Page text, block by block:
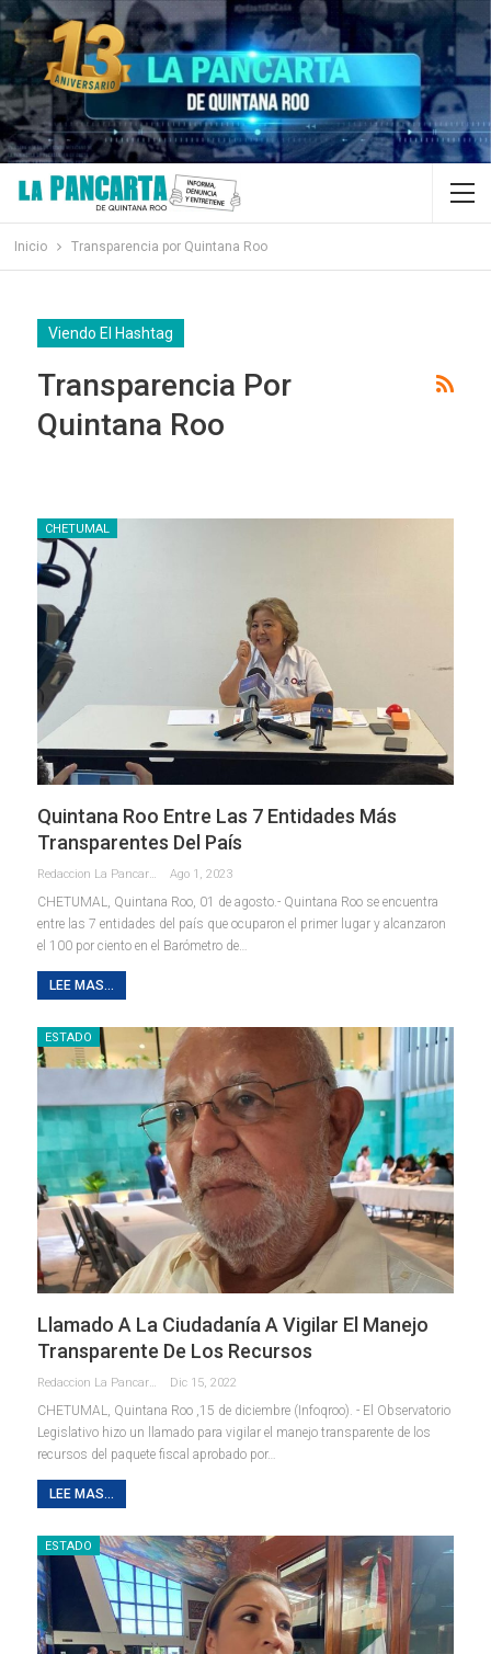
Inicio Transparencia por Quintana Roo
Viendo El Hashtag
Transparencia Por
Quintana Roo
CHETUMAL
Quintana Roo Entre Las 7 Entidades Más
Transparentes Del País
Redaccion La Pancarta De Quintana Roo Ago 1, 2023
CHETUMAL, Quintana Roo, 01 de agosto.- Quintana Roo se encuentra
entre las 7 entidades del país que ocuparon el primer lugar y alcanzaron
el 100 por ciento en el Barómetro de…
LEE MAS...
ESTADO
Llamado A La Ciudadanía A Vigilar El Manejo
Transparente De Los Recursos
Redaccion La Pancarta De Quintana Roo Dic 15, 2022
CHETUMAL, Quintana Roo ,15 de diciembre (Infoqroo). - El Observatorio
Legislativo hizo un llamado para vigilar el manejo transparente de los
recursos del paquete fiscal aprobado por…
LEE MAS...
ESTADO